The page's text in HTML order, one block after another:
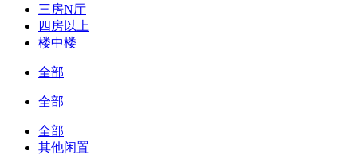
三房N厅
四房以上
楼中楼
全部
全部
全部
其他闲置